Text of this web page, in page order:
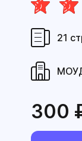
21
300